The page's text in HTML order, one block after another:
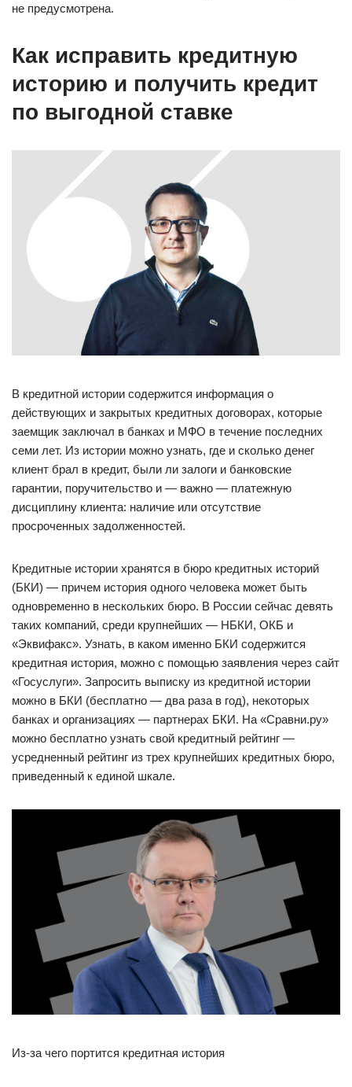
не предусмотрена.
Как исправить кредитную
историю и получить кредит
по выгодной ставке
В кредитной истории содержится информация о
действующих и закрытых кредитных договорах, которые
заемщик заключал в банках и МФО в течение последних
семи лет. Из истории можно узнать, где и сколько денег
клиент брал в кредит, были ли залоги и банковские
гарантии, поручительство и — важно — платежную
дисциплину клиента: наличие или отсутствие
просроченных задолженностей.
Кредитные истории хранятся в бюро кредитных историй
(БКИ) — причем история одного человека может быть
одновременно в нескольких бюро. В России сейчас девять
таких компаний, среди крупнейших — НБКИ, ОКБ и
«Эквифакс». Узнать, в каком именно БКИ содержится
кредитная история, можно с помощью заявления через сайт
«Госуслуги». Запросить выписку из кредитной истории
можно в БКИ (бесплатно — два раза в год), некоторых
банках и организациях — партнерах БКИ. На «Сравни.ру»
можно бесплатно узнать свой кредитный рейтинг —
усредненный рейтинг из трех крупнейших кредитных бюро,
приведенный к единой шкале.
Из-за чего портится кредитная история